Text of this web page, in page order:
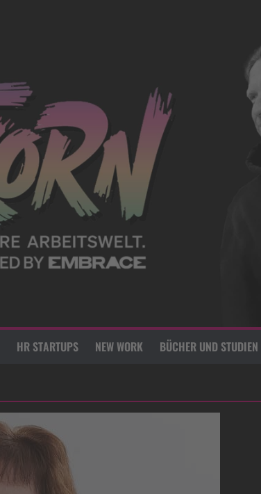
HR STARTUPS NEW WORK BÜCHER UND STUDIEN